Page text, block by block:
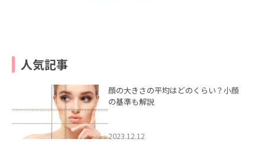
人気記事
顔の大きさの平均はどのくらい？小顔
の基準も解説
2023.12.12